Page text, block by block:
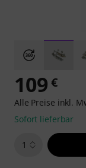
109 €
Alle Preise inkl.
Sofort lieferbar
1